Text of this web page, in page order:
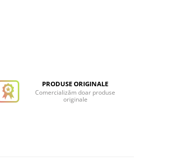
PRODUSE ORIGINALE
Comercializăm doar produse
originale